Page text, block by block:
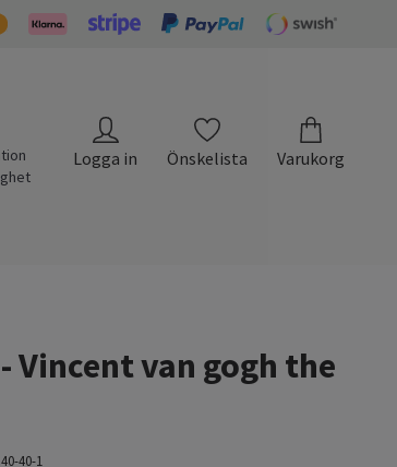
Logga in Önskelista Varukorg
Vincent van gogh the
40-1